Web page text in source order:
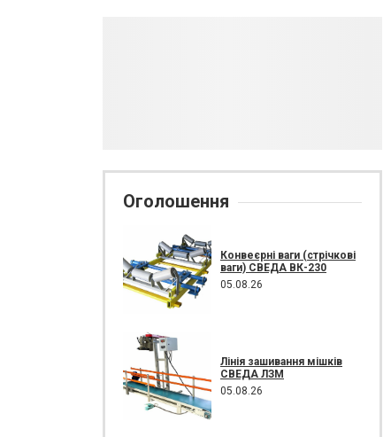
Оголошення
Конвеєрні ваги (стрічкові
ваги) СВЕДА ВК-230
05.08.26
Лінія зашивання мішків
СВЕДА ЛЗМ
05.08.26